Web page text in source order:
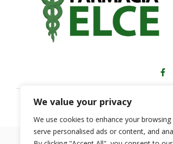
We value your privacy
We use cookies to enhance your browsing
serve personalised ads or content, and
Copyright © 2023 Farmacia Elce - Perugia